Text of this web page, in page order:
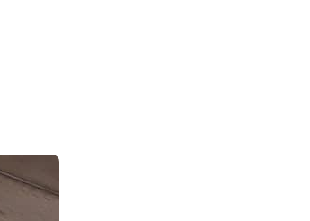
ez a zsemle és stangli tényleg olyan, aminek nem lehet